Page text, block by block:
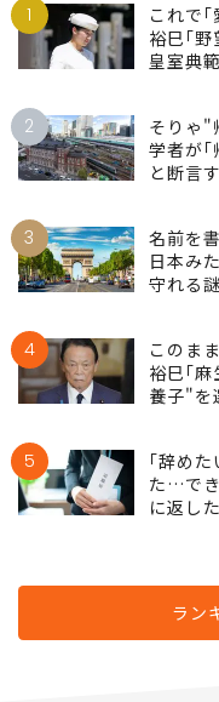
1
これで
裕巳｢野
皇室典
2
そりゃ"
学者が｢
と断言
3
名前を
日本み
守れる
4
このま
裕巳｢
養子"を
5
｢辞め
た…で
に返し
ラン